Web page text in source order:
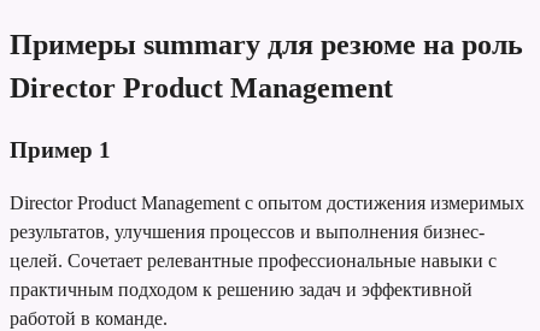
Примеры summary для резюме на роль
Director Product Management
Пример 1
Director Product Management с опытом достижения измеримых
результатов, улучшения процессов и выполнения бизнес-
целей. Сочетает релевантные профессиональные навыки с
практичным подходом к решению задач и эффективной
работой в команде.